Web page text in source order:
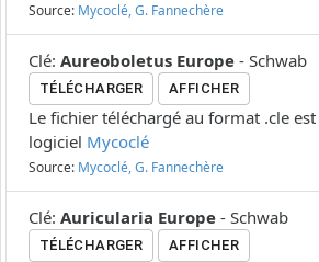
Source: Mycoclé, G. Fannechère
Clé: Aureoboletus Europe - Schwab
TÉLÉCHARGER AFFICHER
Le fichier téléchargé au format .cle
logiciel Mycoclé
Source: Mycoclé, G. Fannechère
Clé: Auricularia Europe - Schwab
TÉLÉCHARGER AFFICHER